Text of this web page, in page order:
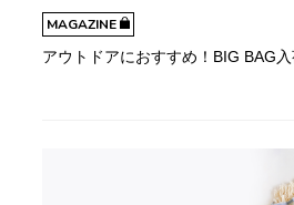
MAGAZINE
アウトドアにおすすめ！BIG BAG